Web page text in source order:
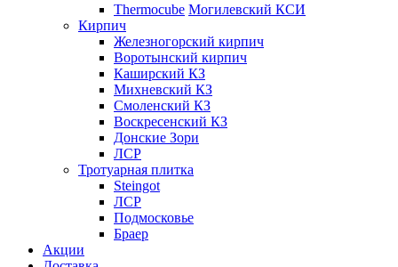
Thermocube Могилевский КСИ
Кирпич
Железногорский кирпич
Воротынский кирпич
Каширский КЗ
Михневский КЗ
Смоленский КЗ
Воскресенский КЗ
Донские Зори
ЛСР
Тротуарная плитка
Steingot
ЛСР
Подмосковье
Браер
Акции